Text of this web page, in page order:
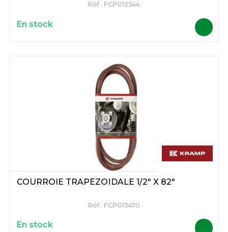
Réf : FGP013544
En stock
COURROIE TRAPÉZOÏDALE 1/2" X 82"
Réf : FGP013470
En stock